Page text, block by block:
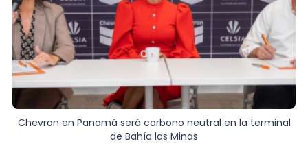
Chevron en Panamá será carbono neutral en la terminal
de Bahía las Minas